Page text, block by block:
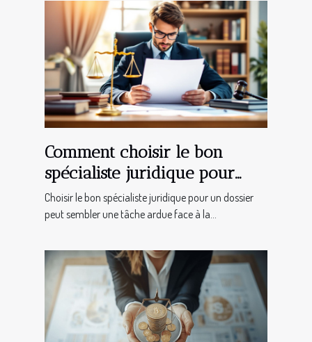
Comment choisir le bon
spécialiste juridique pour
votre affaire ?
Choisir le bon spécialiste juridique pour un dossier
peut sembler une tâche ardue face à la...